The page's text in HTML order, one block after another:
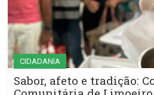
CIDADANIA
Sabor, afeto e tradição: